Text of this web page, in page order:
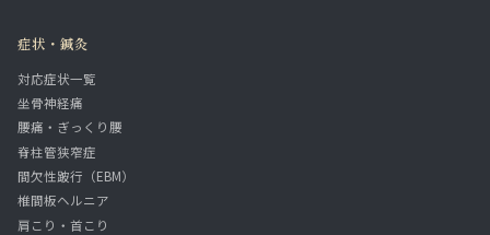
症状・鍼灸
対応症状一覧
坐骨神経痛
腰痛・ぎっくり腰
脊柱管狭窄症
間欠性跛行（EBM）
椎間板ヘルニア
肩こり・首こり